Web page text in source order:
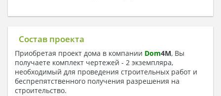
Состав проекта
Приобретая проект дома в компании Dom4M, Вы
получаете комплект чертежей - 2 экземпляра,
необходимый для проведения строительных работ и
беспрепятственного получения разрешения на
строительство.